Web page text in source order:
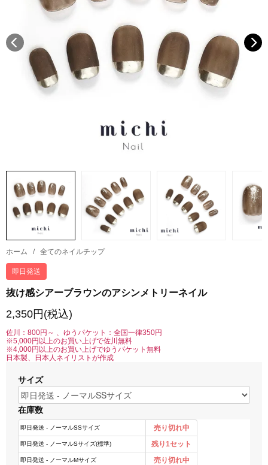
ホーム / 全てのネイルチップ
即日発送
抜け感シアーブラウンのアシンメトリーネイル
2,350円(税込)
佐川：800円～ 、ゆうパケット：全国一律350円
※5,000円以上のお買い上げで佐川無料
※4,000円以上のお買い上げでゆうパケット無料
日本製、日本人ネイリストが作成
サイズ
在庫数